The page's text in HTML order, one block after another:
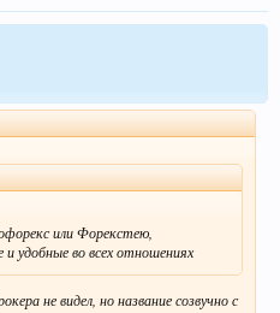
или Форекстею,
удобные во всех отношениях
не видел, но название созвучно с